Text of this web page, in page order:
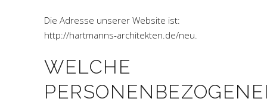
Die Adresse unserer Website ist:
http://hartmanns-architekten.de/neu.
WELCHE